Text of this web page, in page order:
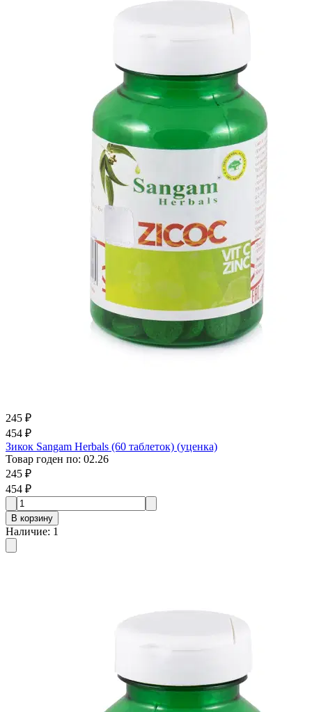
245 ₽
454 ₽
Зикок Sangam Herbals (60 таблеток) (уценка)
Товар годен по: 02.26
245 ₽
454 ₽
В корзину
Наличие: 1